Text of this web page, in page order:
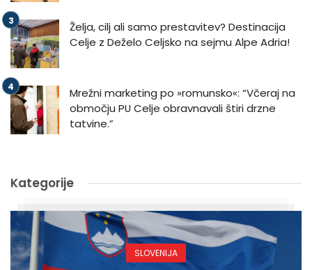
Želja, cilj ali samo prestavitev? Destinacija
Celje z Deželo Celjsko na sejmu Alpe Adria!
Mrežni marketing po »romunsko«: “Včeraj na
območju PU Celje obravnavali štiri drzne
tatvine.”
Kategorije
SLOVENIJA